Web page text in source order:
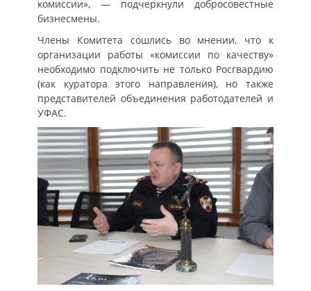
комиссии», — подчеркнули добросовестные
бизнесмены.
Члены Комитета сошлись во мнении, что к
организации работы «комиссии по качеству»
необходимо подключить не только Росгвардию
(как куратора этого направления), но также
представителей объединения работодателей и
УФАС.